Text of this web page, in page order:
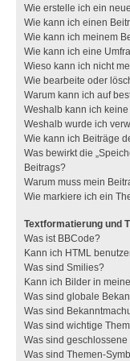
Wie erstelle ich ein
Wie kann ich einen
Wie kann ich meinem
Wie kann ich eine
Wieso kann ich nicht
Wie bearbeite oder
Warum kann ich auf
Weshalb kann ich
Weshalb wurde ich
Wie kann ich Beiträge
Was bewirkt die
Beitrags?
Warum muss mein
Wie markiere ich ein
Textformatierung und
Was ist BBCode?
Kann ich HTML
Was sind Smilies?
Kann ich Bilder in
Was sind globale
Was sind
Was sind wichtige
Was sind geschlossene
Was sind Themen-